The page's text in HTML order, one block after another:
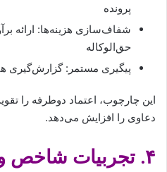
پرونده
شفاف‌سازی هزینه‌ها: ارائه
حق‌الوکاله
پیگیری مستمر: گزارش‌گیری
این چارچوب، اعتماد دوطرفه را
دعاوی را افزایش می‌دهد.
۴. تجربیات شاخص